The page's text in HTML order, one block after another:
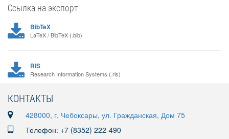
Ссылка на экспорт
BibTeX
LaTeX / BibTeX (.bib)
RIS
Research Information Systems (.ris)
КОНТАКТЫ
428000, г. Чебоксары, ул. Гражданская, Дом 75
Телефон: +7 (8352) 222-490